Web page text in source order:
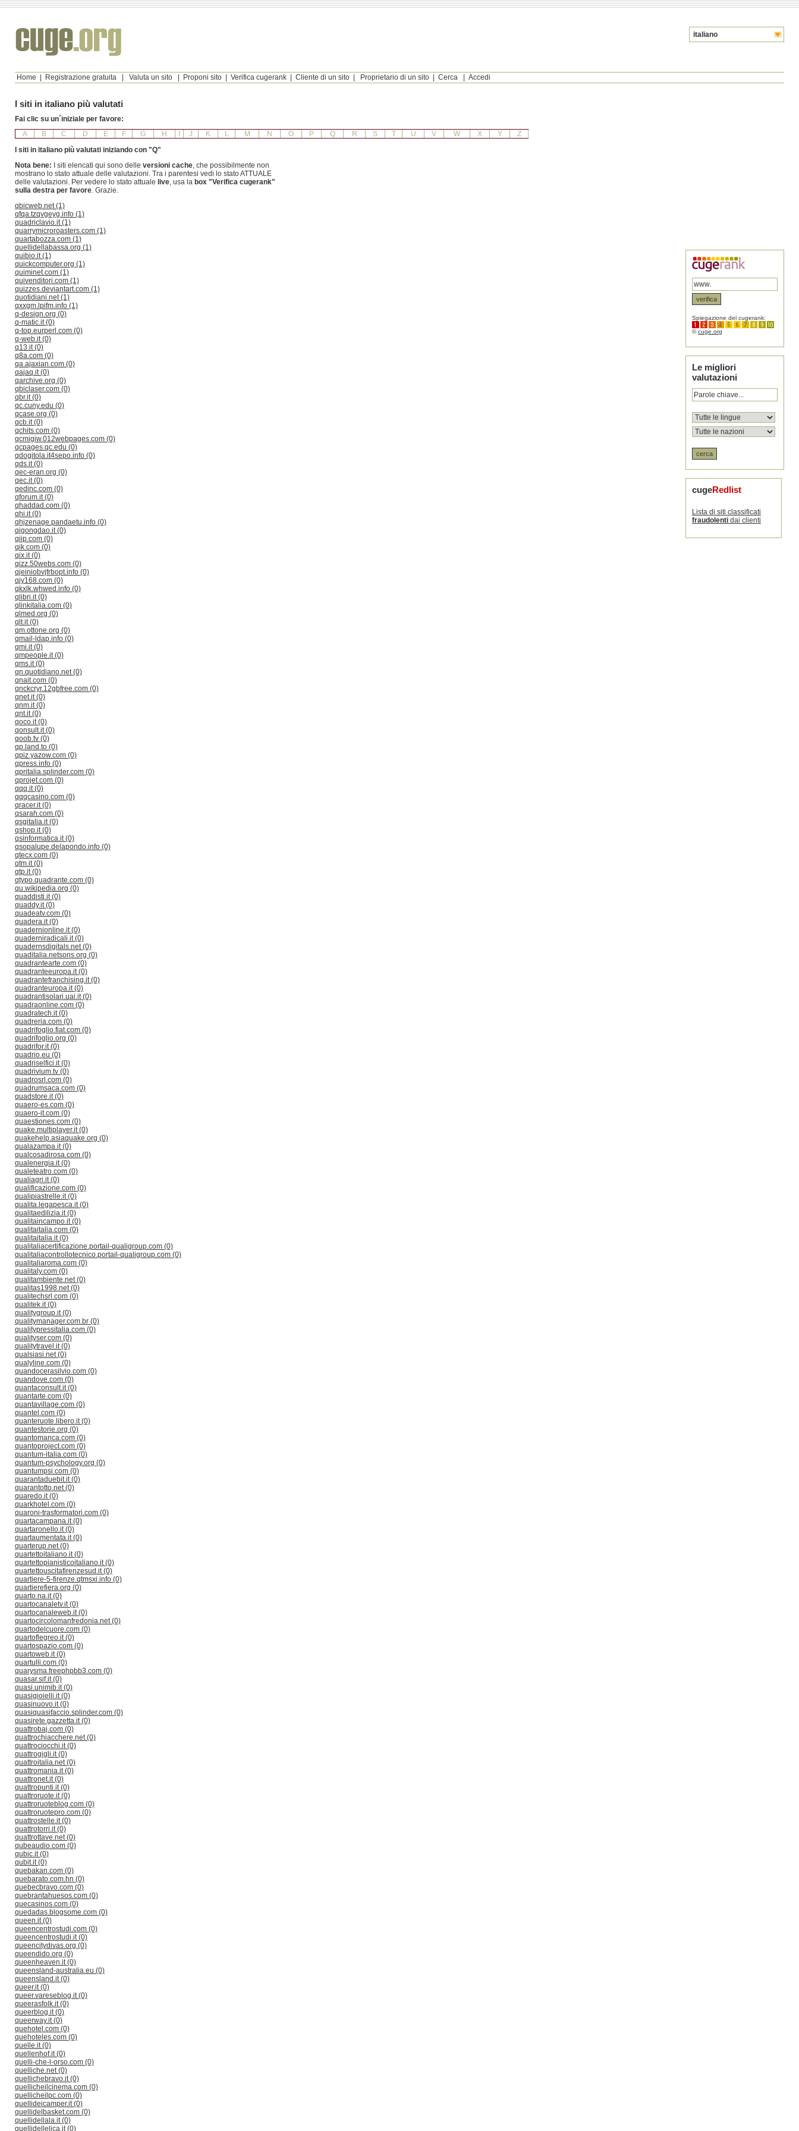
Home Registrazione gratuita Valuta un sito Proponi sito Verifica cugerank Cliente di un sito Proprietario di un sito Cerca Accedi
italiano
I siti in italiano più valutati
Fai clic su un´iniziale per favore:
A
B C D E F G H J K L M N O P Q R S T U V W X Y
Z
I siti in italiano più valutati iniziando con "Q"
Nota bene: I siti elencati qui sono delle versioni cache, che possibilmente non
mostrano lo stato attuale delle valutazioni. Tra i parentesi vedi lo stato ATTUALE
delle valutazioni. Per vedere lo stato attuale live, usa la box "Verifica cugerank"
sulla destra per favore. Grazie.
qbicweb.net (1)
qfqa.tzqvgeyg.info (1)
quadriclavio.it (1)
quarrymicroroasters.com (1)
quartabozza.com (1)
quellidellabassa.org (1)
quibio.it (1)
quickcomputer.org (1)
quiminet.com (1)
quivenditori.com (1)
quizzes.deviantart.com (1)
quotidiani.net (1)
qxxgm.lpifm.info (1)
q-design.org (0)
q-matic.it (0)
q-top.eurperl.com (0)
q-web.it (0)
q13.it (0)
q8a.com (0)
qa.ajaxian.com (0)
qajaq.it (0)
qarchive.org (0)
qbiclaser.com (0)
qbr.it (0)
qc.cuny.edu (0)
qcase.org (0)
qcb.it (0)
qchits.com (0)
qcmigiw.012webpages.com (0)
qcpages.qc.edu (0)
qdogitola.it4sepo.info (0)
qds.it (0)
qec-eran.org (0)
qec.it (0)
qedinc.com (0)
qforum.it (0)
qhaddad.com (0)
qhi.it (0)
qhjzenage.pandaetu.info (0)
qigongdao.it (0)
qiip.com (0)
qik.com (0)
qix.it (0)
qizz.50webs.com (0)
qjeiniobvjfrbopt.info (0)
qjy168.com (0)
qkxlk.whwed.info (0)
qlibri.it (0)
qlinkitalia.com (0)
qlmed.org (0)
qlt.it (0)
qm.ottone.org (0)
qmail-ldap.info (0)
qmi.it (0)
qmpeople.it (0)
qms.it (0)
qn.quotidiano.net (0)
qnait.com (0)
qnckcryr.12gbfree.com (0)
qnet.it (0)
qnm.it (0)
qnt.it (0)
qoco.it (0)
qonsult.it (0)
qoob.tv (0)
qp.land.to (0)
qpiz.yazow.com (0)
qpress.info (0)
qpritalia.splinder.com (0)
qprojet.com (0)
qqq.it (0)
qqqcasino.com (0)
qracer.it (0)
qsarah.com (0)
qsgitalia.it (0)
qshop.it (0)
qsinformatica.it (0)
qsopalupe.delapondo.info (0)
qtecx.com (0)
qtm.it (0)
qtp.it (0)
qtypo.quadrante.com (0)
qu.wikipedia.org (0)
quaddisti.it (0)
quaddy.it (0)
quadeatv.com (0)
quadera.it (0)
quadernionline.it (0)
quaderniradicali.it (0)
quadernsdigitals.net (0)
quaditalia.netsons.org (0)
quadrantearte.com (0)
quadranteeuropa.it (0)
quadrantefranchising.it (0)
quadranteuropa.it (0)
quadrantisolari.uai.it (0)
quadraonline.com (0)
quadratech.it (0)
quadreria.com (0)
quadrifoglio.fiat.com (0)
quadrifoglio.org (0)
quadrifor.it (0)
quadrio.eu (0)
quadriselfici.it (0)
quadrivium.tv (0)
quadrosrl.com (0)
quadrumsaca.com (0)
quadstore.it (0)
quaero-es.com (0)
quaero-it.com (0)
quaestiones.com (0)
quake.multiplayer.it (0)
quakehelp.asiaquake.org (0)
qualazampa.it (0)
qualcosadirosa.com (0)
qualenergia.it (0)
qualeteatro.com (0)
qualiagri.it (0)
qualificazione.com (0)
qualipiastrelle.it (0)
qualita.legapesca.it (0)
qualitaedilizia.it (0)
qualitaincampo.it (0)
qualitaitalia.com (0)
qualitaitalia.it (0)
qualitaliacertificazione.portail-qualigroup.com (0)
qualitaliacontrollotecnico.portail-qualigroup.com (0)
qualitaliaroma.com (0)
qualitaly.com (0)
qualitambiente.net (0)
qualitas1998.net (0)
qualitechsrl.com (0)
qualitek.it (0)
qualitygroup.it (0)
qualitymanager.com.br (0)
qualitypressitalia.com (0)
qualityser.com (0)
qualitytravel.it (0)
qualsiasi.net (0)
qualyline.com (0)
quandocerasilvio.com (0)
quandove.com (0)
quantaconsult.it (0)
quantarte.com (0)
quantavillage.com (0)
quantel.com (0)
quanteruote.libero.it (0)
quantestorie.org (0)
quantomanca.com (0)
quantoproject.com (0)
quantum-italia.com (0)
quantum-psychology.org (0)
quantumpsi.com (0)
quarantaduebit.it (0)
quarantotto.net (0)
quaredo.it (0)
quarkhotel.com (0)
quaroni-trasformatori.com (0)
quartacampana.it (0)
quartaronello.it (0)
quartaumentata.it (0)
quarterup.net (0)
quartettoitaliano.it (0)
quartettopianisticoitaliano.it (0)
quartettouscitafirenzesud.it (0)
quartiere-5-firenze.qtmsxi.info (0)
quartierefiera.org (0)
quarto.na.it (0)
quartocanaletv.it (0)
quartocanaleweb.it (0)
quartocircolomanfredonia.net (0)
quartodelcuore.com (0)
quartoflegreo.it (0)
quartospazio.com (0)
quartoweb.it (0)
quartulli.com (0)
quarysma.freephpbb3.com (0)
quasar.sif.it (0)
quasi.unimib.it (0)
quasigioielli.it (0)
quasinuovo.it (0)
quasiquasifaccio.splinder.com (0)
quasirete.gazzetta.it (0)
quattrobaj.com (0)
quattrochiacchere.net (0)
quattrociocchi.it (0)
quattrogigli.it (0)
quattroitalia.net (0)
quattromania.it (0)
quattronet.it (0)
quattropunti.it (0)
quattroruote.it (0)
quattroruoteblog.com (0)
quattroruotepro.com (0)
quattrostelle.it (0)
quattrotorri.it (0)
quattrottave.net (0)
qubeaudio.com (0)
qubic.it (0)
qubit.it (0)
quebakan.com (0)
quebarato.com.hn (0)
quebecbravo.com (0)
quebrantahuesos.com (0)
quecasinos.com (0)
quedadas.blogsome.com (0)
queen.it (0)
queencentrostudi.com (0)
queencentrostudi.it (0)
queencitydivas.org (0)
queendido.org (0)
queenheaven.it (0)
queensland-australia.eu (0)
queensland.it (0)
queer.it (0)
queer.vareseblog.it (0)
queerasfolk.it (0)
queerblog.it (0)
queerway.it (0)
quehotel.com (0)
quehoteles.com (0)
quelle.it (0)
quellenhof.it (0)
quelli-che-l-orso.com (0)
quelliche.net (0)
quellichebravo.it (0)
quellicheilcinema.com (0)
quellicheilpc.com (0)
quellideicamper.it (0)
quellidelbasket.com (0)
quellidellala.it (0)
quellidellelica.it (0)
Spiegazione del cugerank:
©cuge.org
Le migliori
valutazioni
cugeRedlist
Lista di siti classificati
fraudolenti dai clienti